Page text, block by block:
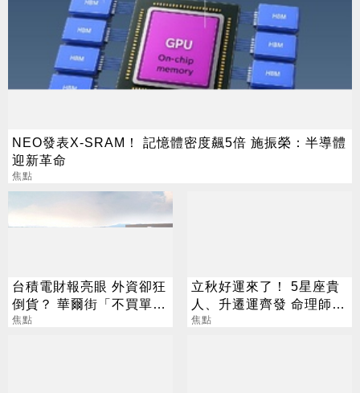
NEO發表X-SRAM！ 記憶體密度飆5倍 施振榮：半導體
迎新革命
焦點
台積電財報亮眼 外資卻狂
倒貨？ 華爾街「不買單」
背後原因曝光
焦點
立秋好運來了！ 5星座貴
人、升遷運齊發 命理師：
把握黃金轉運期
焦點